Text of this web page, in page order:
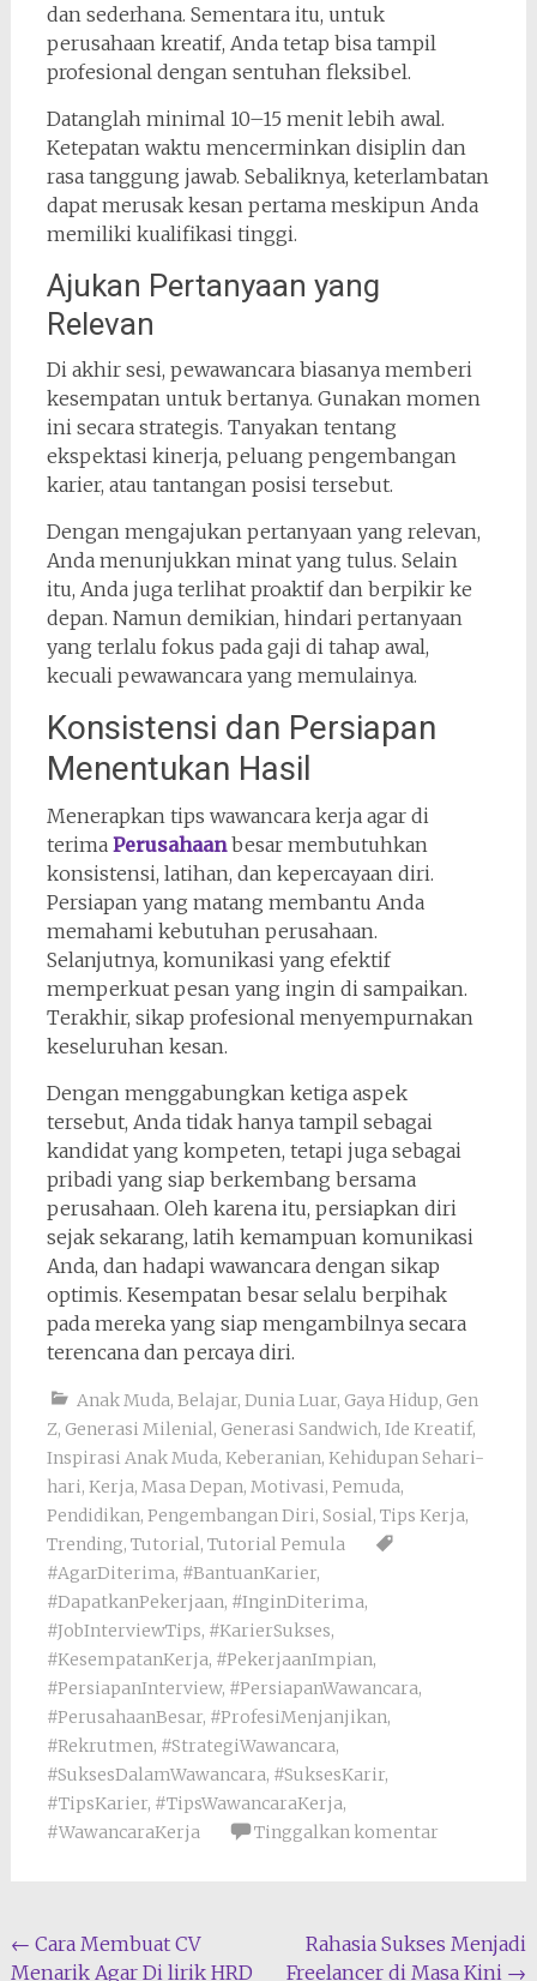
dan sederhana. Sementara itu, untuk
perusahaan kreatif, Anda tetap bisa tampil
profesional dengan sentuhan fleksibel.
Datanglah minimal 10–15 menit lebih awal.
Ketepatan waktu mencerminkan disiplin dan
rasa tanggung jawab. Sebaliknya, keterlambatan
dapat merusak kesan pertama meskipun Anda
memiliki kualifikasi tinggi.
Ajukan Pertanyaan yang
Relevan
Di akhir sesi, pewawancara biasanya memberi
kesempatan untuk bertanya. Gunakan momen
ini secara strategis. Tanyakan tentang
ekspektasi kinerja, peluang pengembangan
karier, atau tantangan posisi tersebut.
Dengan mengajukan pertanyaan yang relevan,
Anda menunjukkan minat yang tulus. Selain
itu, Anda juga terlihat proaktif dan berpikir ke
depan. Namun demikian, hindari pertanyaan
yang terlalu fokus pada gaji di tahap awal,
kecuali pewawancara yang memulainya.
Konsistensi dan Persiapan
Menentukan Hasil
Menerapkan tips wawancara kerja agar di
terima Perusahaanbesar membutuhkan
konsistensi, latihan, dan kepercayaan diri.
Persiapan yang matang membantu Anda
memahami kebutuhan perusahaan.
Selanjutnya, komunikasi yang efektif
memperkuat pesan yang ingin di sampaikan.
Terakhir, sikap profesional menyempurnakan
keseluruhan kesan.
Dengan menggabungkan ketiga aspek
tersebut, Anda tidak hanya tampil sebagai
kandidat yang kompeten, tetapi juga sebagai
pribadi yang siap berkembang bersama
perusahaan. Oleh karena itu, persiapkan diri
sejak sekarang, latih kemampuan komunikasi
Anda, dan hadapi wawancara dengan sikap
optimis. Kesempatan besar selalu berpihak
pada mereka yang siap mengambilnya secara
terencana dan percaya diri.
Anak Muda, Belajar, Dunia Luar, Gaya Hidup, Gen
Z, Generasi Milenial, Generasi Sandwich, Ide Kreatif,
Inspirasi Anak Muda, Keberanian, Kehidupan Sehari-
hari, Kerja, Masa Depan, Motivasi, Pemuda,
Pendidikan, Pengembangan Diri, Sosial, Tips Kerja,
Trending, Tutorial, Tutorial Pemula
#AgarDiterima, #BantuanKarier,
#DapatkanPekerjaan, #InginDiterima,
#JobInterviewTips, #KarierSukses,
#KesempatanKerja, #PekerjaanImpian,
#PersiapanInterview, #PersiapanWawancara,
#PerusahaanBesar, #ProfesiMenjanjikan,
#Rekrutmen, #StrategiWawancara,
#SuksesDalamWawancara, #SuksesKarir,
#TipsKarier, #TipsWawancaraKerja,
#WawancaraKerja
Tinggalkan komentar
Navigasi
← Cara Membuat CV
Menarik Agar Di lirik HRD
Rahasia Sukses Menjadi
Freelancer di Masa Kini →